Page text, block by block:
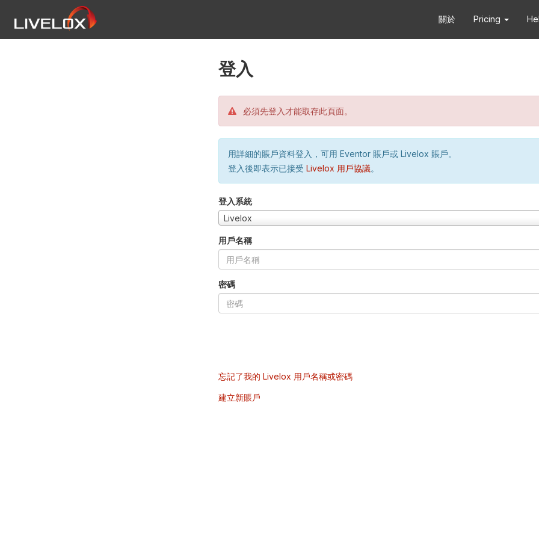
關於 Pricing
登入
必須先登入才能取存此頁面。
用詳細的賬戶資料登入，可用 Eventor 賬戶或 Livelox 賬戶。
登入後即表示已接受 Livelox 用戶協議。
登入系統
Livelox
用戶名稱
密碼
忘記了我的 Livelox 用戶名稱或密碼
建立新賬戶